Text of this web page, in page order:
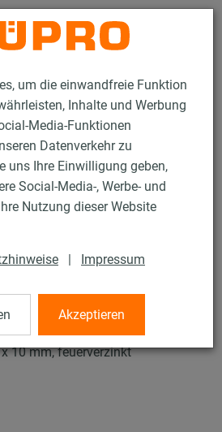
um die einwandfreie Funktion
Inhalte und Werbung
Media-Funktionen
Datenverkehr zu
uns Ihre Einwilligung geben,
Social-Media-, Werbe- und
Nutzung dieser Website
| Impressum
Akzeptieren
Kontakt
Feuerverzinkte Produkte
MPT-Konsolen Q80
Q80
mm, Länge: 750 mm, mit
10 mm, feuerverzinkt